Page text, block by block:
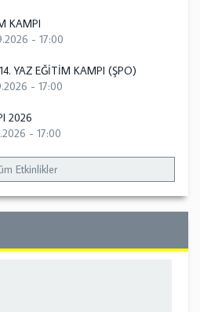
KAMPI
- 17:00
YAZ EĞİTİM KAMPI (ŞPO)
- 17:00
2026
- 17:00
Etkinlikler